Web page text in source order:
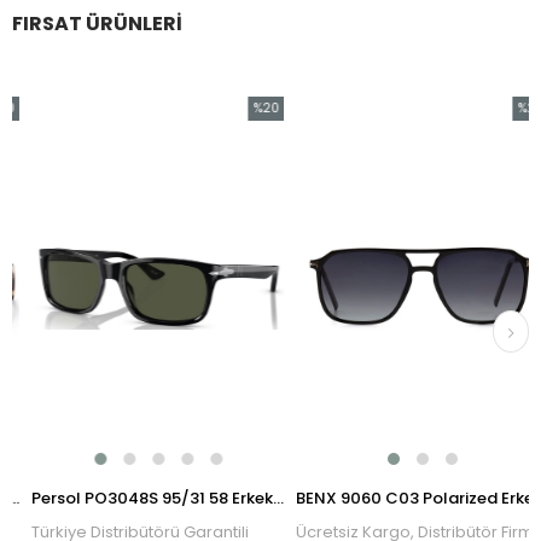
FIRSAT ÜRÜNLERI
Persol PO3048S 95/31 58 Erkek Güneş Gözlüğü
Türkiye Distribütörü Garantili
%20
BENX 9060 C03 Polarized Erkek Güneş Gözlüğü
Ücretsiz Kargo, Distribütör Firma
%25